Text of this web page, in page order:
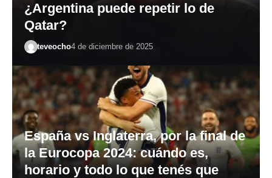
¿Argentina puede repetir lo de
Qatar?
teveocho4 de diciembre de 2025
España vs Inglaterra, por la final de
la Eurocopa 2024: cuándo es,
horario y todo lo que tenés que